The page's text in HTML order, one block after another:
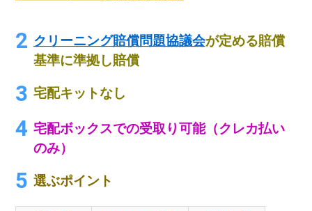
クリーニング賠償問題協議会が定める賠償
基準に準拠し賠償
宅配キットなし
宅配ボックスでの受取り可能（クレカ払い
のみ）
選ぶポイント